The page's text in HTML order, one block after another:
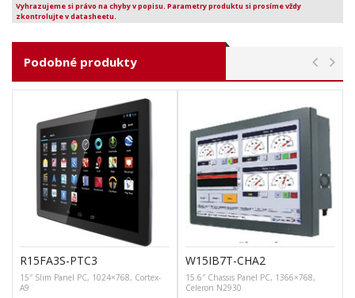
Vyhrazujeme si právo na chyby v popisu. Parametry produktu si prosíme vždy
zkontrolujte v datasheetu.
Podobné produkty
R15FA3S-PTC3
15″ Slim Panel PC, 1024×768, Cortex-
A9
W15IB7T-CHA2
15.6″ Chassis Panel PC, 1366×768,
Celeron N2930